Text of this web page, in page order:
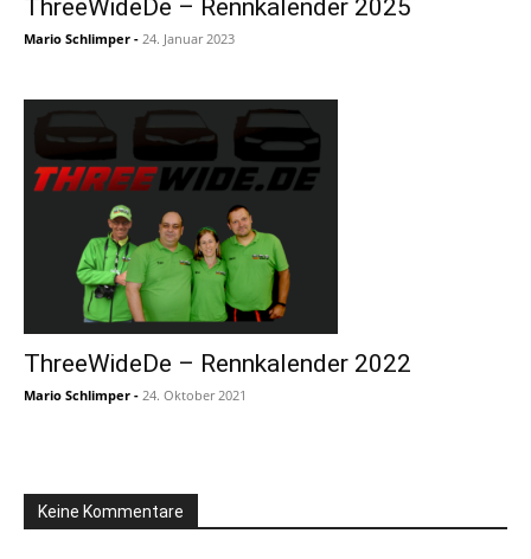
ThreeWideDe – Rennkalender 2025
Mario Schlimper - 24. Januar 2023
ThreeWideDe – Rennkalender 2022
Mario Schlimper - 24. Oktober 2021
Keine Kommentare